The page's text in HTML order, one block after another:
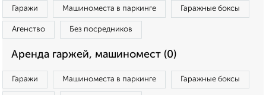
Гаражи Машиноместа в паркинге Гаражные боксы
Агенство Без посредников
Аренда гаржей, машиномест (0)
Гаражи Машиноместа в паркинге Гаражные боксы